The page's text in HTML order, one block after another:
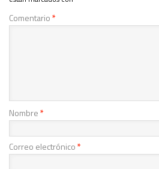
Comentario*
Nombre*
Correo electrónico*